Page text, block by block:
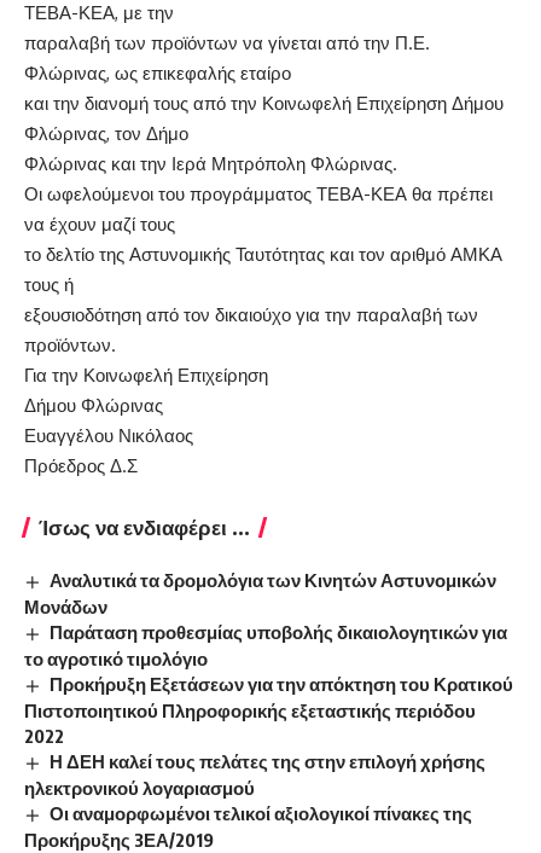
ΤΕΒΑ-ΚΕΑ, με την
παραλαβή των προϊόντων να γίνεται από την Π.Ε.
Φλώρινας, ως επικεφαλής εταίρο
και την διανομή τους από την Κοινωφελή Επιχείρηση Δήμου
Φλώρινας, τον Δήμο
Φλώρινας και την Ιερά Μητρόπολη Φλώρινας.
Οι ωφελούμενοι του προγράμματος ΤΕΒΑ-ΚΕΑ θα πρέπει
να έχουν μαζί τους
το δελτίο της Αστυνομικής Ταυτότητας και τον αριθμό ΑΜΚΑ
τους ή
εξουσιοδότηση από τον δικαιούχο για την παραλαβή των
προϊόντων.
Για την Κοινωφελή Επιχείρηση
Δήμου Φλώρινας
Ευαγγέλου Νικόλαος
Πρόεδρος Δ.Σ
Ίσως να ενδιαφέρει ...
Αναλυτικά τα δρομολόγια των Κινητών Αστυνομικών
Μονάδων
Παράταση προθεσμίας υποβολής δικαιολογητικών για
το αγροτικό τιμολόγιο
Προκήρυξη Εξετάσεων για την απόκτηση του Κρατικού
Πιστοποιητικού Πληροφορικής εξεταστικής περιόδου
2022
Η ΔΕΗ καλεί τους πελάτες της στην επιλογή χρήσης
ηλεκτρονικού λογαριασμού
Οι αναμορφωμένοι τελικοί αξιολογικοί πίνακες της
Προκήρυξης 3ΕΑ/2019